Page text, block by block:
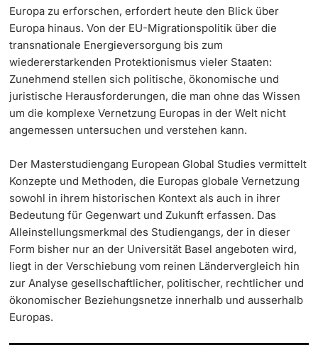
weitere Informationen
Doktorierende
Fördernde & Alumni
weitere Informationen
Anmeldung & Zulassung
Termine & Fristen
Informationen, Veranstaltungen & Schnuppern
Studienberatung
Studienfachberatung
Fünf Gründe, in Basel zu studieren
Im Studium
Vorlesungsverzeichnis
Belegen
Rückmelden
Lehre
Weiterbildung
Universität
Europa zu erforschen, erfordert heute den Blick über
Europa hinaus. Von der EU-Migrationspolitik über die
transnationale Energieversorgung bis zum
wiedererstarkenden Protektionismus vieler Staaten:
Zunehmend stellen sich politische, ökonomische und
juristische Herausforderungen, die man ohne das Wissen
um die komplexe Vernetzung Europas in der Welt nicht
angemessen untersuchen und verstehen kann.
Der Masterstudiengang European Global Studies vermittelt
Konzepte und Methoden, die Europas globale Vernetzung
sowohl in ihrem historischen Kontext als auch in ihrer
Bedeutung für Gegenwart und Zukunft erfassen. Das
Alleinstellungsmerkmal des Studiengangs, der in dieser
Form bisher nur an der Universität Basel angeboten wird,
liegt in der Verschiebung vom reinen Ländervergleich hin
zur Analyse gesellschaftlicher, politischer, rechtlicher und
ökonomischer Beziehungsnetze innerhalb und ausserhalb
Europas.